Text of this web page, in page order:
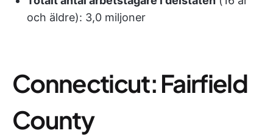
och äldre): 3,0 miljoner
Connecticut: Fairfield
County